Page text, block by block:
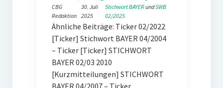
CBG
Redaktion
30. Juli
2025
Stichwort BAYER und SWB
02/2025
Ähnliche Beiträge: Ticker 02/2022
[Ticker] Stichwort BAYER 04/2004
– Ticker [Ticker] STICHWORT
BAYER 02/03 2010
[Kurzmitteilungen] STICHWORT
BAYER 04/2007 – Ticker